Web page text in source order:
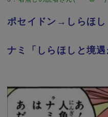
ポセイドン→しらほし
ナミ「しらほしと境遇